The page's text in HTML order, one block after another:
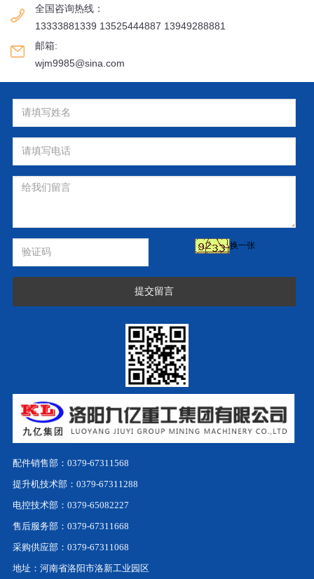
全国咨询热线：
13333881339 13525444887 13949288881
邮箱:
wjm9985@sina.com
换一张
提交留言
配件销售部：0379-67311568
提升机技术部：0379-67311288
电控技术部：0379-65082227
售后服务部：0379-67311668
采购供应部：0379-67311068
地址：河南省洛阳市洛新工业园区